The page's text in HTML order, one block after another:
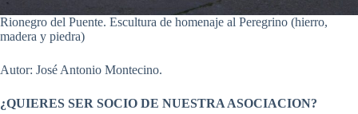
Rionegro del Puente. Escultura de homenaje al Peregrino (hierro,
madera y piedra)
Autor: José Antonio Montecino.
¿QUIERES SER SOCIO DE NUESTRA ASOCIACION?